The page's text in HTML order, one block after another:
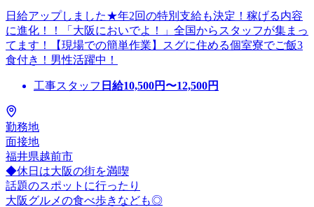
日給アップしました★年2回の特別支給も決定！稼げる内容
に進化！！「大阪においでよ！」全国からスタッフが集まっ
てます！【現場での簡単作業】スグに住める個室寮でご飯3
食付き！男性活躍中！
工事スタッフ 日給10,500円〜12,500円
勤務地
面接地
福井県越前市
◆休日は大阪の街を満喫
話題のスポットに行ったり
大阪グルメの食べ歩きなども◎